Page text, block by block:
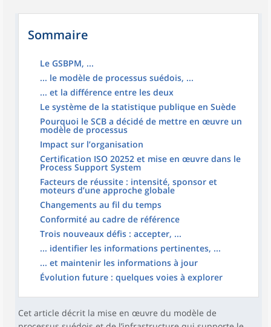
Sommaire
Le GSBPM, ...
... le modèle de processus suédois, ...
... et la différence entre les deux
Le système de la statistique publique en Suède
Pourquoi le SCB a décidé de mettre en œuvre un
modèle de processus
Impact sur l’organisation
Certification ISO 20252 et mise en œuvre dans le
Process Support System
Facteurs de réussite : intensité, sponsor et
moteurs d’une approche globale
Changements au fil du temps
Conformité au cadre de référence
Trois nouveaux défis : accepter, ...
... identifier les informations pertinentes, ...
... et maintenir les informations à jour
Évolution future : quelques voies à explorer
Cet article décrit la mise en œuvre du modèle de